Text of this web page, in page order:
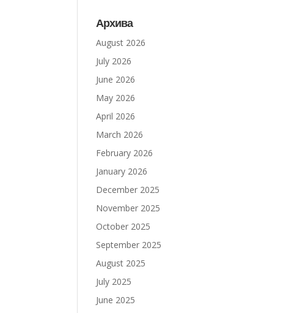
Архива
August 2026
July 2026
June 2026
May 2026
April 2026
March 2026
February 2026
January 2026
December 2025
November 2025
October 2025
September 2025
August 2025
July 2025
June 2025